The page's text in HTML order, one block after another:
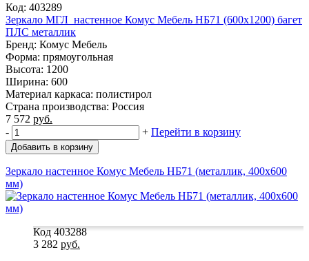
Код: 403289
Зеркало МГЛ_настенное Комус Мебель НБ71 (600x1200) багет
ПЛС металлик
Бренд: Комус Мебель
Форма: прямоугольная
Высота: 1200
Ширина: 600
Материал каркаса: полистирол
Страна производства: Россия
7 572 руб.
-
+ Перейти в корзину
Добавить в корзину
Зеркало настенное Комус Мебель НБ71 (металлик, 400х600
мм)
Код 403288
3 282 руб.